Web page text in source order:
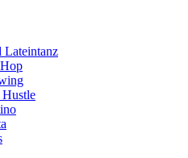
Lateintanz